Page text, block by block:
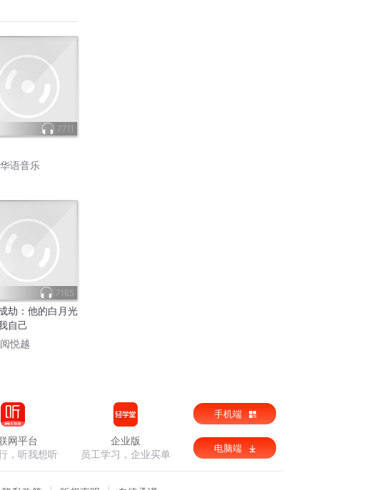
7711
华语音乐
7165
劫：他的白月光
自己
阅悦越
网平台
，听我想听
企业版
员工学习，企业买单
手机端
电脑端